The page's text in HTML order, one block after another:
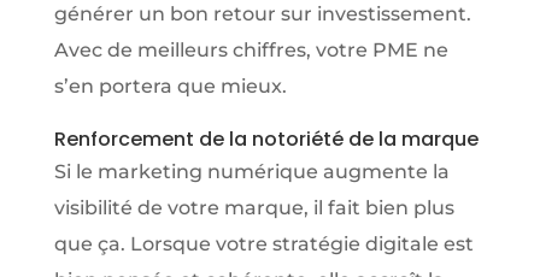
générer un bon retour sur investissement.
Avec de meilleurs chiffres, votre PME ne
s’en portera que mieux.
Renforcement de la notoriété de la marque
Si le marketing numérique augmente la
visibilité de votre marque, il fait bien plus
que ça. Lorsque votre stratégie digitale est